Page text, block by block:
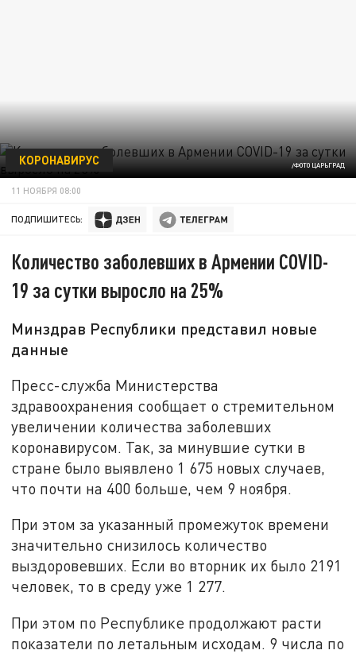
/ФОТО ЦАРЬГРАД
КОРОНАВИРУС
11 НОЯБРЯ 08:00
ПОДПИШИТЕСЬ:
Количество заболевших в Армении COVID-
19 за сутки выросло на 25%
Минздрав Республики представил новые
данные
Пресс-служба Министерства
здравоохранения сообщает о стремительном
увеличении количества заболевших
коронавирусом. Так, за минувшие сутки в
стране было выявлено 1 675 новых случаев,
что почти на 400 больше, чем 9 ноября.
При этом за указанный промежуток времени
значительно снизилось количество
выздоровевших. Если во вторник их было 2191
человек, то в среду уже 1 277.
При этом по Республике продолжают расти
показатели по летальным исходам. 9 числа по